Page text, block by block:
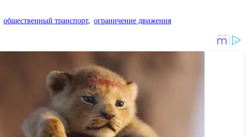
общественный транспорт, ограничение движения